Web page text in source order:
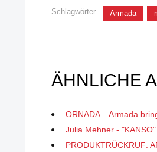
Schlagwörter Armada
ÄHNLICHE
ORNADA – Armada
Julia Mehner - "KANSO"
PRODUKTRÜCKRUF: